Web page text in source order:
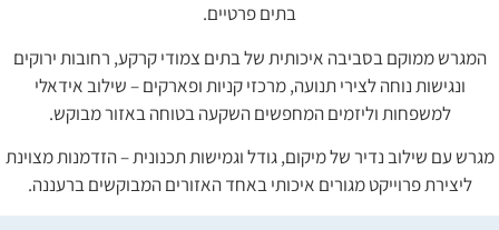
בתים פרטיים.
המגרש ממוקם בסביבה איכותית של בתים צמודי קרקע, רחובות ירוקים
ונגישות נוחה לצירי תנועה, מרכזי קניות ופארקים – שילוב אידאלי
למשפחות וליזמים המחפשים השקעה בטוחה באזור מבוקש.
מגרש עם שילוב נדיר של מיקום, גודל וגמישות תכנונית – הזדמנות מצוינת
ליצירת פרוייקט מגורים איכותי באחד האזורים המבוקשים ברעננה.